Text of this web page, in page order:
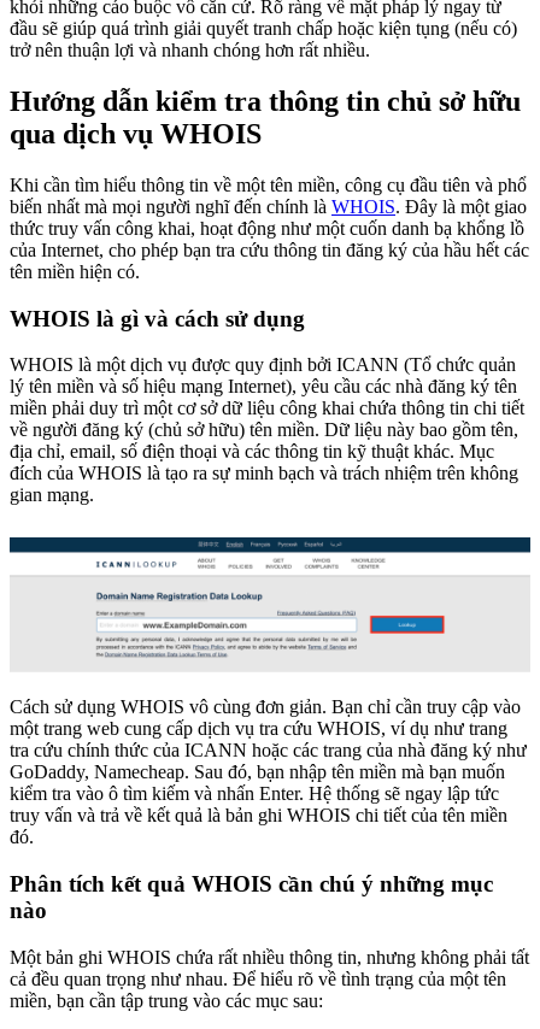
khỏi những cáo buộc vô căn cứ. Rõ ràng về mặt pháp lý ngay từ
đầu sẽ giúp quá trình giải quyết tranh chấp hoặc kiện tụng (nếu có)
trở nên thuận lợi và nhanh chóng hơn rất nhiều.
Hướng dẫn kiểm tra thông tin chủ sở hữu
qua dịch vụ WHOIS
Khi cần tìm hiểu thông tin về một tên miền, công cụ đầu tiên và phổ
biến nhất mà mọi người nghĩ đến chính là WHOIS. Đây là một giao
thức truy vấn công khai, hoạt động như một cuốn danh bạ khổng lồ
của Internet, cho phép bạn tra cứu thông tin đăng ký của hầu hết các
tên miền hiện có.
WHOIS là gì và cách sử dụng
WHOIS là một dịch vụ được quy định bởi ICANN (Tổ chức quản
lý tên miền và số hiệu mạng Internet), yêu cầu các nhà đăng ký tên
miền phải duy trì một cơ sở dữ liệu công khai chứa thông tin chi tiết
về người đăng ký (chủ sở hữu) tên miền. Dữ liệu này bao gồm tên,
địa chỉ, email, số điện thoại và các thông tin kỹ thuật khác. Mục
đích của WHOIS là tạo ra sự minh bạch và trách nhiệm trên không
gian mạng.
Cách sử dụng WHOIS vô cùng đơn giản. Bạn chỉ cần truy cập vào
một trang web cung cấp dịch vụ tra cứu WHOIS, ví dụ như trang
tra cứu chính thức của ICANN hoặc các trang của nhà đăng ký như
GoDaddy, Namecheap. Sau đó, bạn nhập tên miền mà bạn muốn
kiểm tra vào ô tìm kiếm và nhấn Enter. Hệ thống sẽ ngay lập tức
truy vấn và trả về kết quả là bản ghi WHOIS chi tiết của tên miền
đó.
Phân tích kết quả WHOIS cần chú ý những mục
nào
Một bản ghi WHOIS chứa rất nhiều thông tin, nhưng không phải tất
cả đều quan trọng như nhau. Để hiểu rõ về tình trạng của một tên
miền, bạn cần tập trung vào các mục sau: